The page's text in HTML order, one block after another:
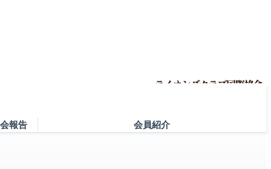
報告 会員紹介